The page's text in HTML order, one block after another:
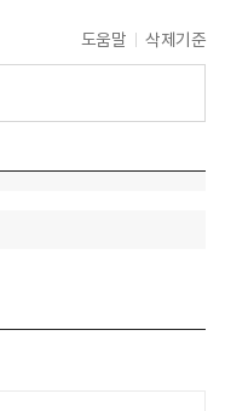
도움말 삭제기준